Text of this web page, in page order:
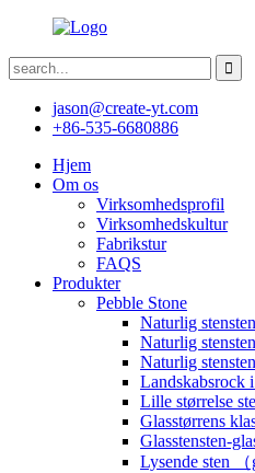
jason@create-yt.com
+86-535-6680886
Hjem
Om os
Virksomhedsprofil
Virksomhedskultur
Fabrikstur
FAQS
Produkter
Pebble Stone
Naturlig
Naturlig
Naturlig
Landskabsrock
Lille størrelse
Glasstørrens
Glasstensten-
Lysende sten （